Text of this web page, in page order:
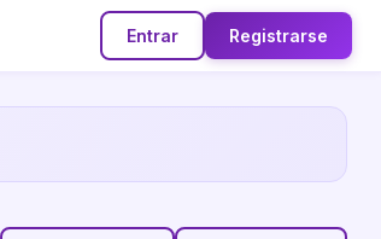
Entrar Registrarse